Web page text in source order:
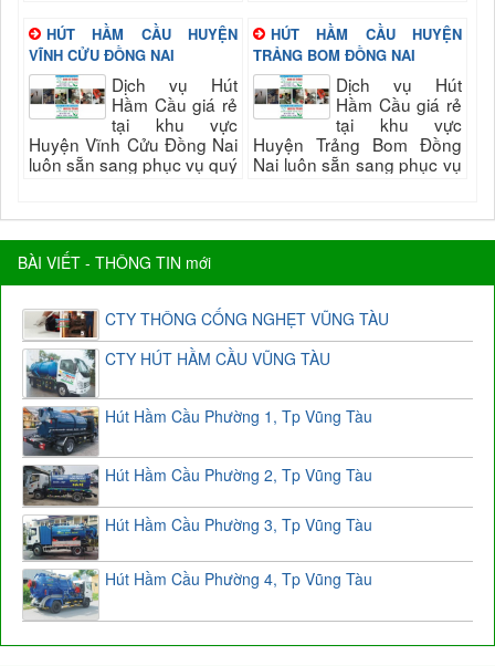
bảo uy tín, chất lượng hài
long quý...
bảo uy tín, chất lượng hài
long quý...
HÚT HẦM CẦU HUYỆN
VĨNH CỬU ĐỒNG NAI
Dịch vụ Hút
Hầm Cầu giá rẻ
tại khu vực
Huyện Vĩnh Cửu Đồng Nai
luôn sẵn sang phục vụ quý
quý khách...
HÚT HẦM CẦU HUYỆN
TRẢNG BOM ĐỒNG NAI
Dịch vụ Hút
Hầm Cầu giá rẻ
tại khu vực
Huyện Trảng Bom Đồng
Nai luôn sẵn sang phục vụ
long quý khách...
BÀI VIẾT - THÔNG TIN mới
CTY THÔNG CỐNG NGHẸT VŨNG TÀU
CTY HÚT HẦM CẦU VŨNG TÀU
Hút Hầm Cầu Phường 1, Tp Vũng Tàu
Hút Hầm Cầu Phường 2, Tp Vũng Tàu
Hút Hầm Cầu Phường 3, Tp Vũng Tàu
Hút Hầm Cầu Phường 4, Tp Vũng Tàu